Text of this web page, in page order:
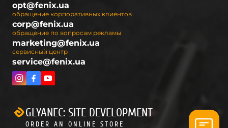
opt@fenix.ua
обращение корпоративных клиентов
corp@fenix.ua
обращение по вопросам рекламы
marketing@fenix.ua
сервисный центр
service@fenix.ua
GLYANEC: SITE DEVELOPMENT
ORDER AN ONLINE STORE